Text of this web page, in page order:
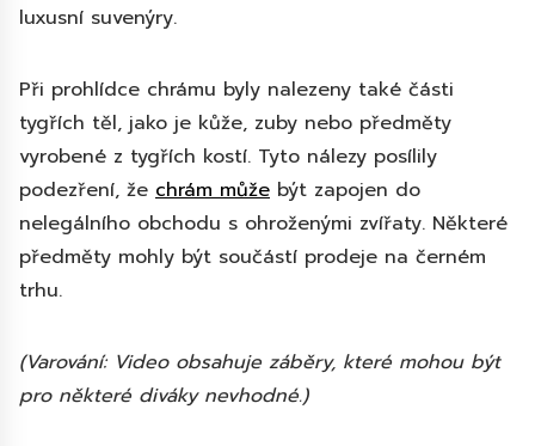
luxusní suvenýry.
Při prohlídce chrámu byly nalezeny také části
tygřích těl, jako je kůže, zuby nebo předměty
vyrobené z tygřích kostí. Tyto nálezy posílily
podezření, že chrám může být zapojen do
nelegálního obchodu s ohroženými zvířaty. Některé
předměty mohly být součástí prodeje na černém
trhu.
(Varování: Video obsahuje záběry, které mohou být
pro některé diváky nevhodné.)